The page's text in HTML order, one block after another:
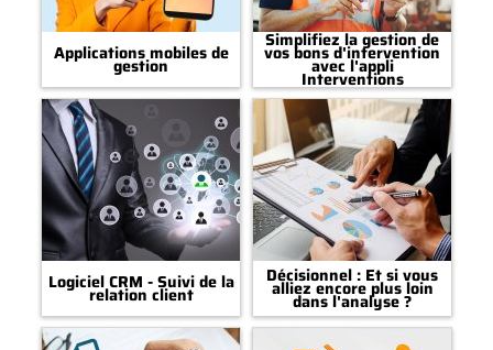
Applications mobiles de
gestion
Simplifiez la gestion de
vos bons d'intervention
avec l'appli
Interventions
Logiciel CRM - Suivi de la
relation client
Décisionnel : Et si vous
alliez encore plus loin
dans l'analyse ?